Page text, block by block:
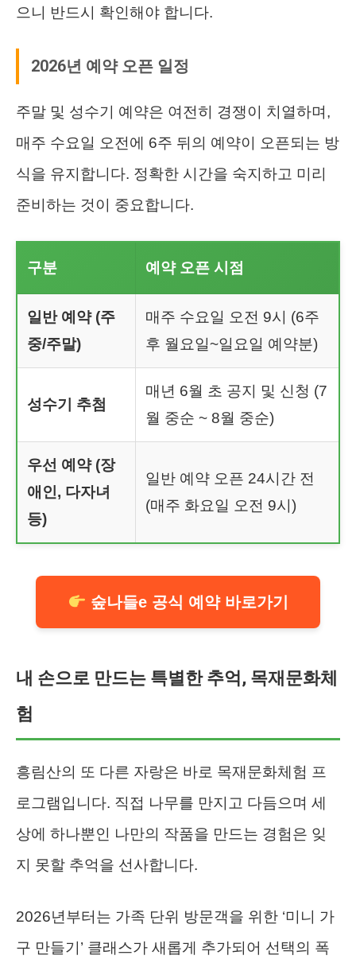
으니 반드시 확인해야 합니다.
2026년 예약 오픈 일정
주말 및 성수기 예약은 여전히 경쟁이 치열하며,
매주 수요일 오전에 6주 뒤의 예약이 오픈되는 방
식을 유지합니다. 정확한 시간을 숙지하고 미리
준비하는 것이 중요합니다.
구분 예약 오픈 시점
일반 예약 (주
중/주말)
매주 수요일 오전 9시 (6주
후 월요일~일요일 예약분)
성수기 추첨
매년 6월 초 공지 및 신청 (7
월 중순 ~ 8월 중순)
우선 예약 (장
애인, 다자녀
등)
일반 예약 오픈 24시간 전
(매주 화요일 오전 9시)
숲나들e 공식 예약 바로가기
내 손으로 만드는 특별한 추억, 목재문화체
험
흥림산의 또 다른 자랑은 바로 목재문화체험 프
로그램입니다. 직접 나무를 만지고 다듬으며 세
상에 하나뿐인 나만의 작품을 만드는 경험은 잊
지 못할 추억을 선사합니다.
2026년부터는 가족 단위 방문객을 위한 ‘미니 가
구 만들기’ 클래스가 새롭게 추가되어 선택의 폭